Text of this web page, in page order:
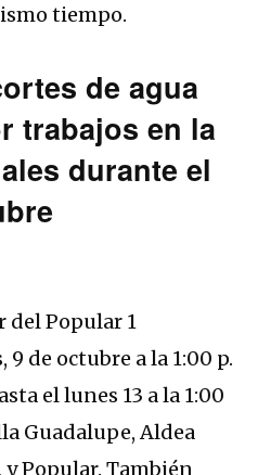
tiempo.
de agua
trabajos en la
durante el
del Popular 1
de octubre a la 1:00 p.
el lunes 13 a la 1:00
Guadalupe, Aldea
y Popular. También